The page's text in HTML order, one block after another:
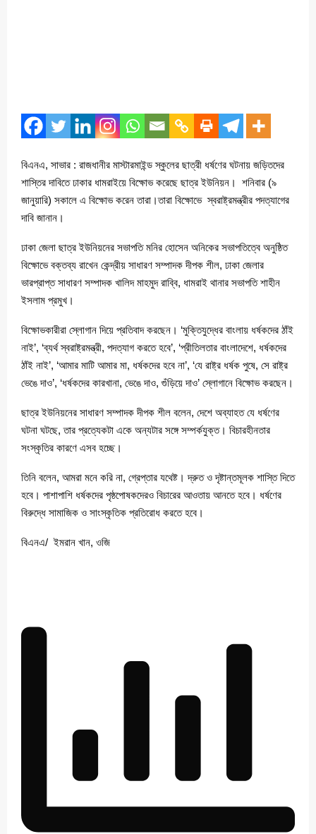
বিএনএ, সাভার : রাজধানীর মাস্টারমাইন্ড স্কুলের ছাত্রী ধর্ষণের ঘটনায় জড়িতদের
শাস্তির দাবিতে ঢাকার ধামরাইয়ে বিক্ষোভ করেছে ছাত্র ইউনিয়ন। শনিবার (৯
জানুয়ারি) সকালে এ বিক্ষোভ করেন তারা।তারা বিক্ষোভে স্বরাষ্ট্রমন্ত্রীর পদত্যাগের
দাবি জানান।
ঢাকা জেলা ছাত্র ইউনিয়নের সভাপতি মনির হোসেন অনিকের সভাপতিত্বে অনুষ্ঠিত
বিক্ষোভে বক্তব্য রাখেন কেন্দ্রীয় সাধারণ সম্পাদক দীপক শীল, ঢাকা জেলার
ভারপ্রাপ্ত সাধারণ সম্পাদক খালিদ মাহমুদ রাব্বি, ধামরাই থানার সভাপতি শাহীন
ইসলাম প্রমুখ।
বিক্ষোভকারীরা স্লোগান দিয়ে প্রতিবাদ করছেন। ‘মুক্তিযুদ্ধের বাংলায় ধর্ষকদের ঠাঁই
নাই’, ‘ব্যর্থ স্বরাষ্ট্রমন্ত্রী, পদত্যাগ করতে হবে’, ‘প্রীতিলতার বাংলাদেশে, ধর্ষকদের
ঠাঁই নাই’, ‘আমার মাটি আমার মা, ধর্ষকদের হবে না’, ‘যে রাষ্ট্র ধর্ষক পুষে, সে রাষ্ট্র
ভেঙে দাও’, ‘ধর্ষকদের কারখানা, ভেঙে দাও, গুঁড়িয়ে দাও’ স্লোগানে বিক্ষোভ করছেন।
ছাত্র ইউনিয়নের সাধারণ সম্পাদক দীপক শীল বলেন, দেশে অব্যাহত যে ধর্ষণের
ঘটনা ঘটছে, তার প্রত্যেকটা একে অন্যটার সঙ্গে সম্পর্কযুক্ত। বিচারহীনতার
সংস্কৃতির কারণে এসব হচ্ছে।
তিনি বলেন, আমরা মনে করি না, গ্রেপ্তার যথেষ্ট। দ্রুত ও দৃষ্টান্তমূলক শাস্তি দিতে
হবে। পাশাপাশি ধর্ষকদের পৃষ্ঠপোষকদেরও বিচারের আওতায় আনতে হবে। ধর্ষণের
বিরুদ্ধে সামাজিক ও সাংস্কৃতিক প্রতিরোধ করতে হবে।
বিএনএ/ ইমরান খান, ওজি